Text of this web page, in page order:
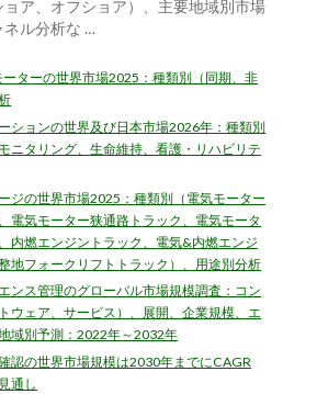
ョア、オフショア）、主要地域別市場
ネル分析な …
ターの世界市場2025：種類別（同期、非
ションの世界及び日本市場2026年：種類別
ニタリング、生命維持、看護・リハビリテ
ジの世界市場2025：種類別（電気モーター
電気モーター狭通路トラック、電気モータ
内燃エンジントラック、電気&内燃エンジ
地フォークリフトトラック）、用途別分析
ンス管理のグローバル市場規模調査：コン
ウェア、サービス）、展開、企業規模、エ
域別予測：2022年～2032年
認の世界市場規模は2030年までにCAGR
通し